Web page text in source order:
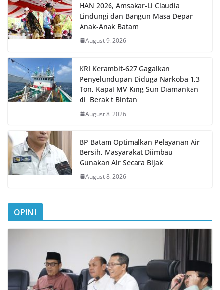
HAN 2026, Amsakar-Li Claudia
Lindungi dan Bangun Masa Depan
Anak-Anak Batam
August 9, 2026
KRI Kerambit-627 Gagalkan
Penyelundupan Diduga Narkoba 1,3
Ton, Kapal MV King Sun Diamankan
di Berakit Bintan
August 8, 2026
BP Batam Optimalkan Pelayanan Air
Bersih, Masyarakat Diimbau
Gunakan Air Secara Bijak
August 8, 2026
OPINI